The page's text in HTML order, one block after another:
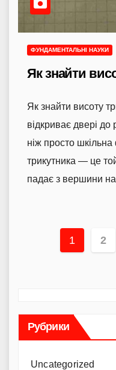
ФУНДАМЕНТАЛЬНІ НАУКИ
Як знайти
Як знайти висоту
відкриває двері до
ніж просто
трикутника — це
падає з вершини
1 2
Рубрики
Uncategorized